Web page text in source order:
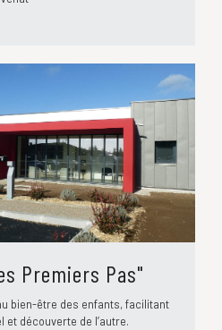
Premiers Pas"
bien-être des enfants, facilitant
découverte de l’autre.